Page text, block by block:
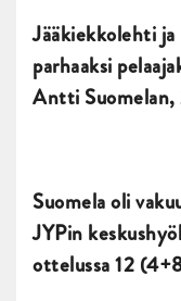
Jääkiekkolehti
parhaaksi
Antti Suomelan,
Suomela oli
JYPin
ottelussa12